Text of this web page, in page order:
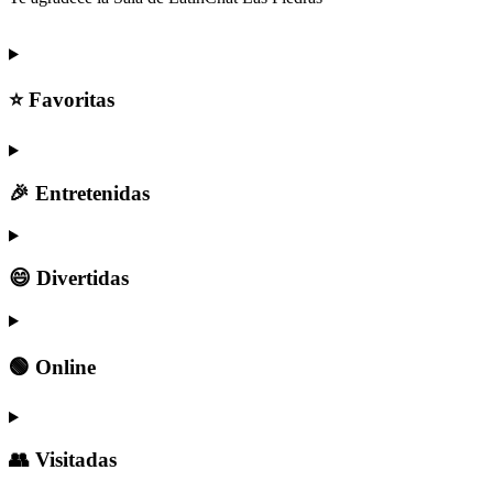
⭐ Favoritas
🎉 Entretenidas
😄 Divertidas
🟢 Online
👥 Visitadas